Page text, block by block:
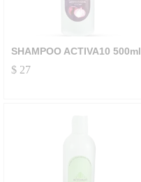
SHAMPOO ACTIVA10 500ml
$ 27